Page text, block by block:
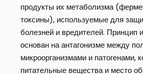
продукты их метаболизма
токсины), используемые для
болезней и вредителей. Принцип
основан на антагонизме между
микроорганизмами и патогенами,
питательные вещества и место